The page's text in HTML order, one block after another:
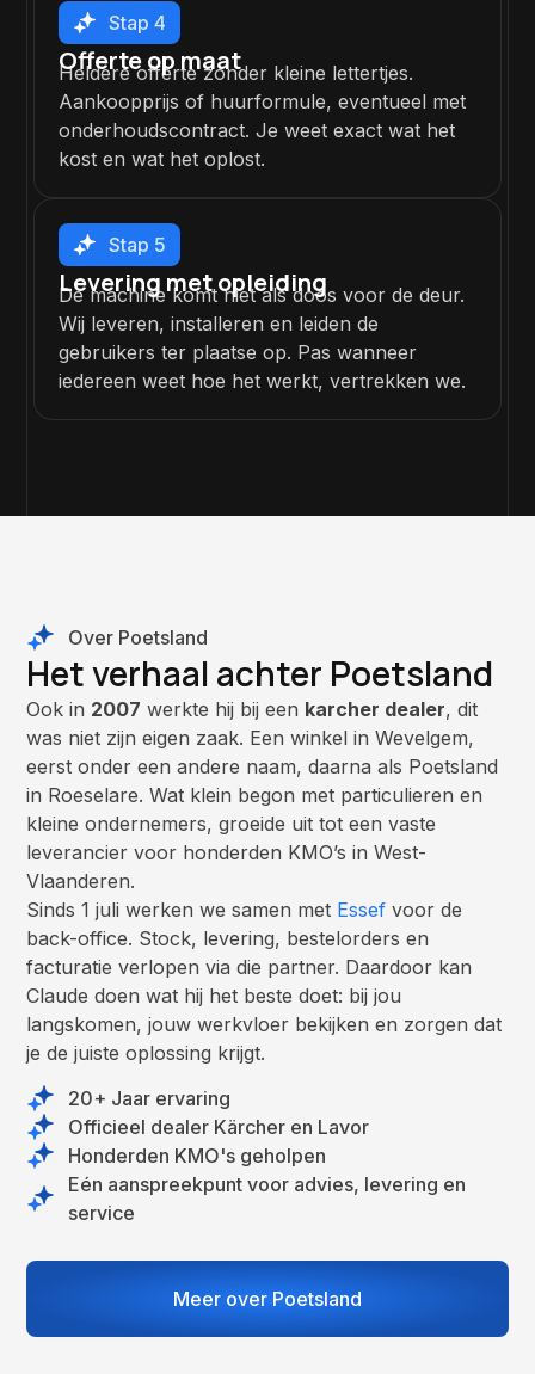
Stap 4
Offerte op maat
Heldere offerte zonder kleine lettertjes.
Aankoopprijs of huurformule, eventueel met
onderhoudscontract. Je weet exact wat het
kost en wat het oplost.
Stap 5
Levering met opleiding
De machine komt niet als doos voor de deur.
Wij leveren, installeren en leiden de
gebruikers ter plaatse op. Pas wanneer
iedereen weet hoe het werkt, vertrekken we.
Over Poetsland
Het verhaal achter Poetsland
Ook in 2007 werkte hij bij een karcher dealer, dit
was niet zijn eigen zaak. Een winkel in Wevelgem,
eerst onder een andere naam, daarna als Poetsland
in Roeselare. Wat klein begon met particulieren en
kleine ondernemers, groeide uit tot een vaste
leverancier voor honderden KMO’s in West-
Vlaanderen.
Sinds 1 juli werken we samen met Essef voor de
back-office. Stock, levering, bestelorders en
facturatie verlopen via die partner. Daardoor kan
Claude doen wat hij het beste doet: bij jou
langskomen, jouw werkvloer bekijken en zorgen dat
je de juiste oplossing krijgt.
20+ Jaar ervaring
Officieel dealer Kärcher en Lavor
Honderden KMO's geholpen
Eén aanspreekpunt voor advies, levering en
service
Meer over Poetsland